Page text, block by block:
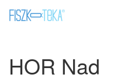
HOR Nad